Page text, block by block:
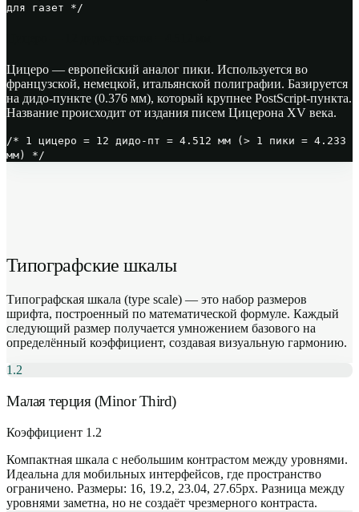
для газет */
Цицеро — европейский аналог пики. Используется во
французской, немецкой, итальянской полиграфии. Базируется
на дидо-пункте (0.376 мм), который крупнее PostScript-пункта.
Название происходит от издания писем Цицерона XV века.
/* 1 цицеро = 12 дидо-пт = 4.512 мм (> 1 пики = 4.233
мм) */
Типографские шкалы
Типографская шкала (type scale) — это набор размеров
шрифта, построенный по математической формуле. Каждый
следующий размер получается умножением базового на
определённый коэффициент, создавая визуальную гармонию.
1.2
Малая терция (Minor Third)
Коэффициент 1.2
Компактная шкала с небольшим контрастом между уровнями.
Идеальна для мобильных интерфейсов, где пространство
ограничено. Размеры: 16, 19.2, 23.04, 27.65px. Разница между
уровнями заметна, но не создаёт чрезмерного контраста.